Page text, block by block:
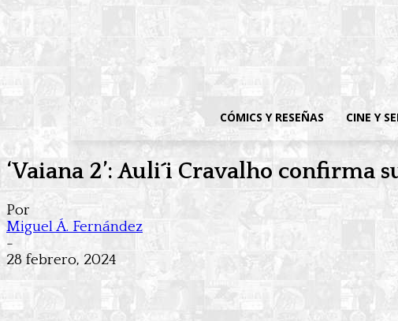
CÓMICS Y RESEÑAS CINE Y
‘Vaiana 2’: Auli´i Cravalho confirma
Por
Miguel Á. Fernández
-
28 febrero, 2024